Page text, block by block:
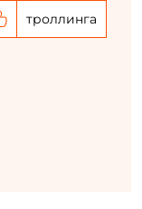
троллинга